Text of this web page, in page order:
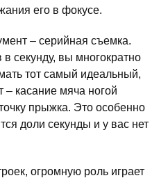
его в фокусе.
– серийная съемка.
секунду, вы многократно
тот самый идеальный,
касание мяча ногой
прыжка. Это особенно
доли секунды и у вас нет
огромную роль играет